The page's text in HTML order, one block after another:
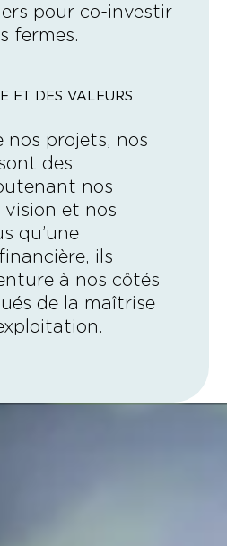
pour co-investir
fermes.
ET DES VALEURS
nos projets, nos
des
nos
et nos
qu’une
ils
à nos côtés
de la maîtrise